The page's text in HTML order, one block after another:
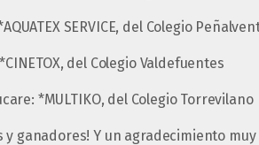
SERVICE, del Colegio
del Colegio Valdefuentes
*MULTIKO, del Colegio Torrevilano
y ganadores! Y un agradecimiento